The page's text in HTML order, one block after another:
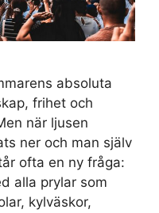
absoluta
frihet och
när ljusen
ner och man själv
ofta en ny fråga:
alla prylar som
kylväskor,